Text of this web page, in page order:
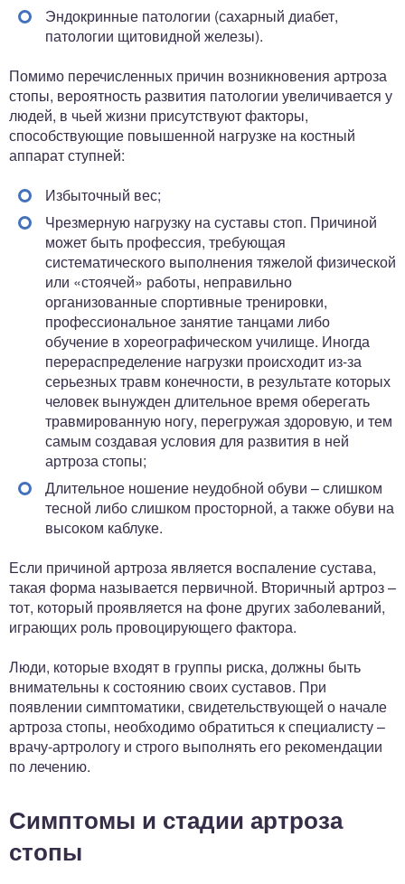
Эндокринные патологии (сахарный диабет,
патологии щитовидной железы).
Помимо перечисленных причин возникновения артроза
стопы, вероятность развития патологии увеличивается у
людей, в чьей жизни присутствуют факторы,
способствующие повышенной нагрузке на костный
аппарат ступней:
Избыточный вес;
Чрезмерную нагрузку на суставы стоп. Причиной
может быть профессия, требующая
систематического выполнения тяжелой физической
или «стоячей» работы, неправильно
организованные спортивные тренировки,
профессиональное занятие танцами либо
обучение в хореографическом училище. Иногда
перераспределение нагрузки происходит из-за
серьезных травм конечности, в результате которых
человек вынужден длительное время оберегать
травмированную ногу, перегружая здоровую, и тем
самым создавая условия для развития в ней
артроза стопы;
Длительное ношение неудобной обуви – слишком
тесной либо слишком просторной, а также обуви на
высоком каблуке.
Если причиной артроза является воспаление сустава,
такая форма называется первичной. Вторичный артроз –
тот, который проявляется на фоне других заболеваний,
играющих роль провоцирующего фактора.
Люди, которые входят в группы риска, должны быть
внимательны к состоянию своих суставов. При
появлении симптоматики, свидетельствующей о начале
артроза стопы, необходимо обратиться к специалисту –
врачу-артрологу и строго выполнять его рекомендации
по лечению.
Симптомы и стадии артроза
стопы